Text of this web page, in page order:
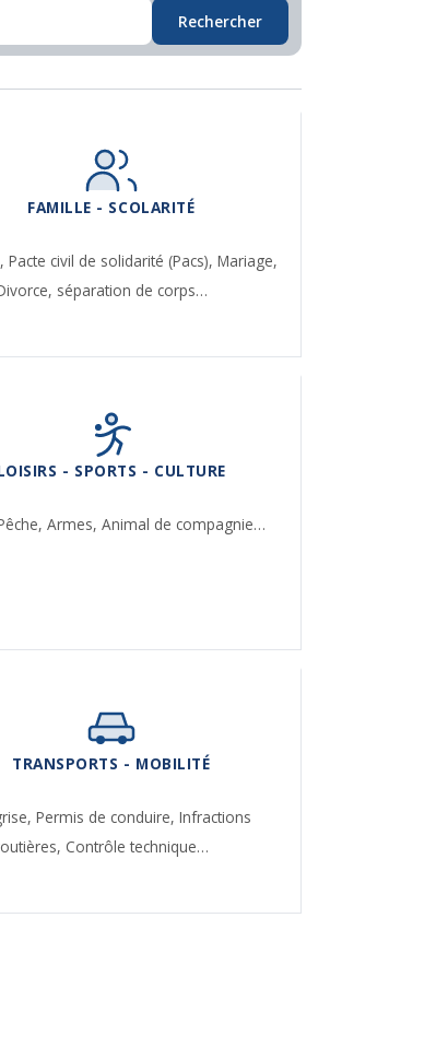
Rechercher
FAMILLE - SCOLARITÉ
Pacte civil de solidarité (Pacs), Mariage,
séparation de corps…
- SPORTS - CULTURE
Armes,Animal de compagnie…
TRANSPORTS - MOBILITÉ
Permis de conduire, Infractions
Contrôle technique…